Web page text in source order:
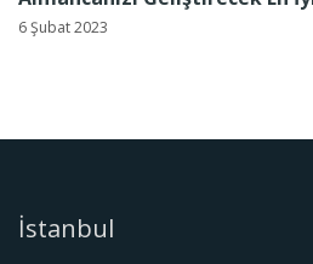
6 Şubat 2023
İstanbul